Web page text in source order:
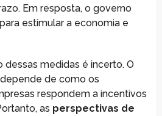
Em resposta, o governo
estimular a economia e
medidas é incerto. O
de como os
respondem a incentivos
as perspectivas de